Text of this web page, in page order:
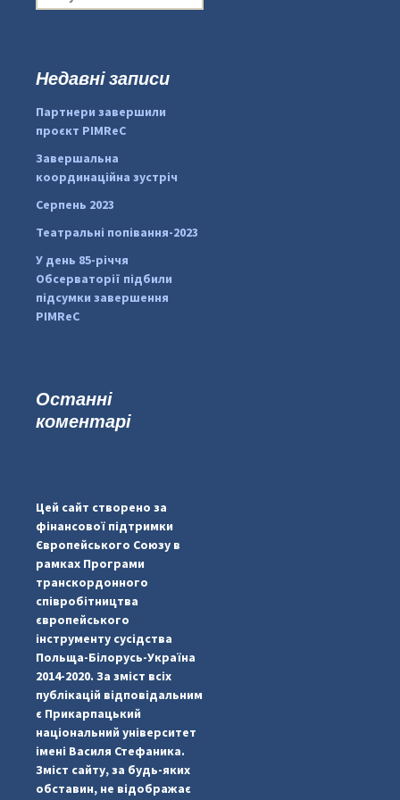
pimrec_project
о
:Недавні записи
Партнери завершили
проєкт PIMReC
Завершальна
координаційна зустріч
Серпень 2023
Театральні попівання-2023
У день 85-річчя
Обсерваторії підбили
підсумки завершення
PIMReC
Останні
коментарі
Цей сайт створено за
фінансової підтримки
Європейського Союзу в
рамках Програми
транскордонного
співробітництва
європейського
інструменту сусідства
Польща-Білорусь-Україна
2014-2020. За зміст всіх
публікацій відповідальним
є Прикарпацький
національний університет
імені Василя Стефаника.
Зміст сайту, за будь-яких
обставин, не відображає